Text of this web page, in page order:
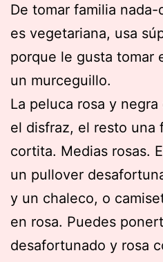
De tomar familia
es vegetariana, usa
porque le gusta tomar
un murceguillo.
La peluca rosa y
el disfraz, el resto una
cortita. Medias rosas.
un pullover
y un chaleco, o
en rosa. Puedes
desafortunado y rosa